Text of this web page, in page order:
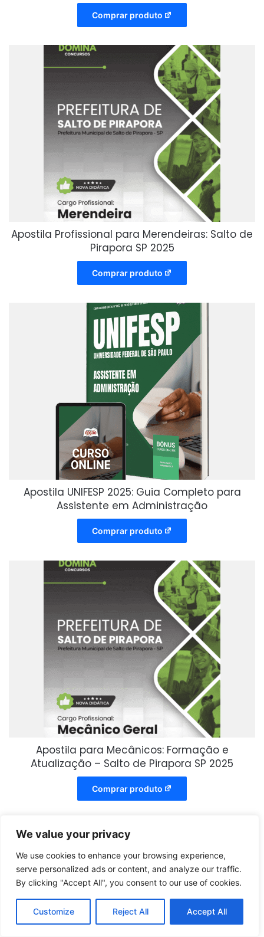
We value your privacy
We use cookies to enhance your browsing experience,
serve personalized ads or content, and analyze our traffic.
By clicking "Accept All", you consent to our use of cookies.
Customize Reject All Accept All
Comprar produto
Apostila Profissional para Merendeiras: Salto de
Pirapora SP 2025
Comprar produto
Apostila UNIFESP 2025: Guia Completo para
Assistente em Administração
Comprar produto
Apostila para Mecânicos: Formação e
Atualização – Salto de Pirapora SP 2025
Comprar produto